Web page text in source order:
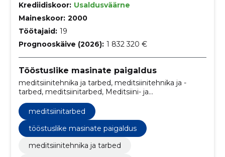
Krediidiskoor: Usaldusväärne
Maineskoor: 2000
Töötajaid: 19
Prognooskäive (2026): 1 832 320 €
Tööstuslike masinate paigaldus
meditsiinitehnika ja tarbed, meditsiinitehnika ja -
tarbed, meditsiinitarbed, Meditsiini- ja
täppisseadmete remondi- ja hooldusteenused,
Ehhograafia-, ultraheli- ja dopplerkuvaseadmed,
Meditsiiniseadmete remondi- ja hooldusteenused
meditsiinitarbed
tööstuslike masinate paigaldus
meditsiinitehnika ja tarbed